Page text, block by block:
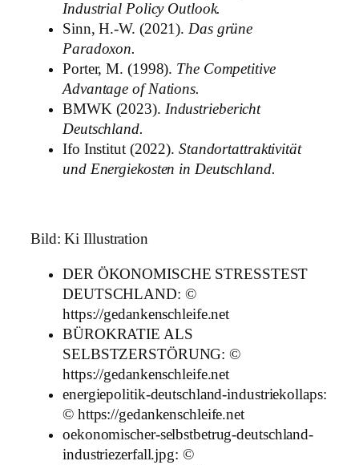
Industrial Policy Outlook.
Sinn, H.-W. (2021). Das grüne
Paradoxon.
Porter, M. (1998). The Competitive
Advantage of Nations.
BMWK (2023). Industriebericht
Deutschland.
Ifo Institut (2022). Standortattraktivität
und Energiekosten in Deutschland.
Bild: Ki Illustration
DER ÖKONOMISCHE STRESSTEST
DEUTSCHLAND: ©
https://gedankenschleife.net
BÜROKRATIE ALS
SELBSTZERSTÖRUNG: ©
https://gedankenschleife.net
energiepolitik-deutschland-industriekollaps:
© https://gedankenschleife.net
oekonomischer-selbstbetrug-deutschland-
industriezerfall.jpg: ©